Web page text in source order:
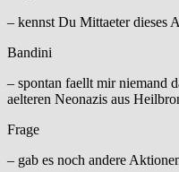
– kennst Du Mittaeter dieses
Bandini
– spontan faellt mir niemand
aelteren Neonazis aus
Frage
– gab es noch andere